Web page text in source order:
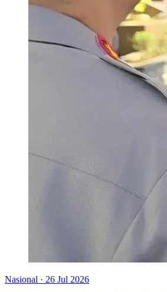
Nasional · 26 Jul 2026